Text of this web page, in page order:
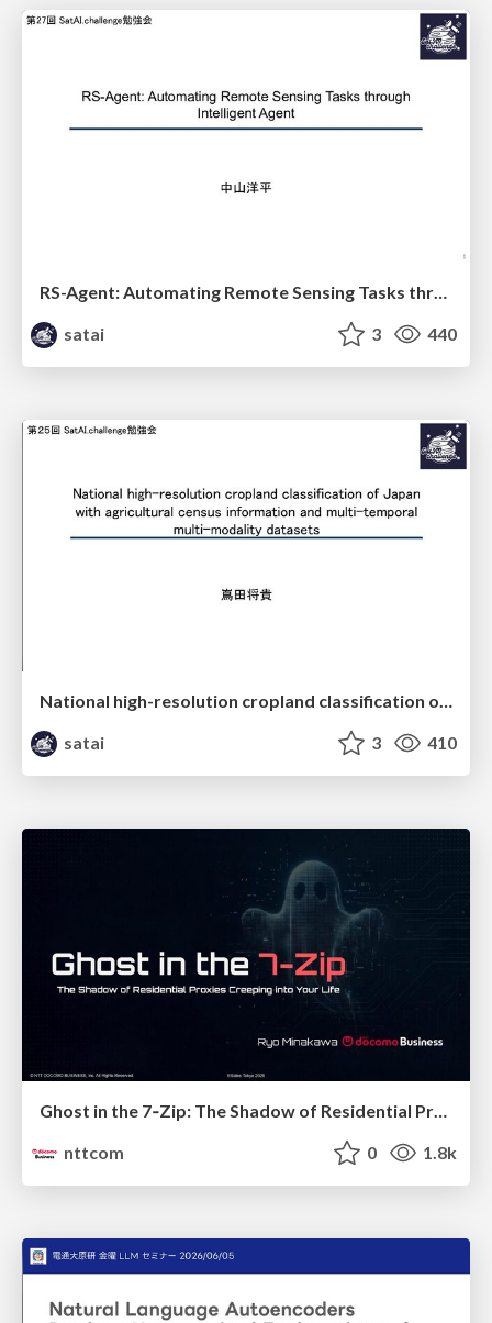
RS-Agent: Automating Remote Sensing Tasks through Intelligent Agent
satai
3 440
National high-resolution cropland classification of Japan with agricultural census information and multi-temporal multi-modality datasets
satai
3 410
nttcom
0 1.8k